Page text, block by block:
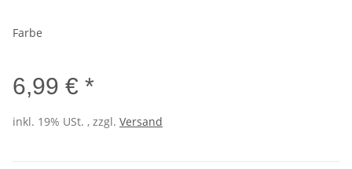
Farbe
6,99 € *
inkl. 19% USt. , zzgl. Versand